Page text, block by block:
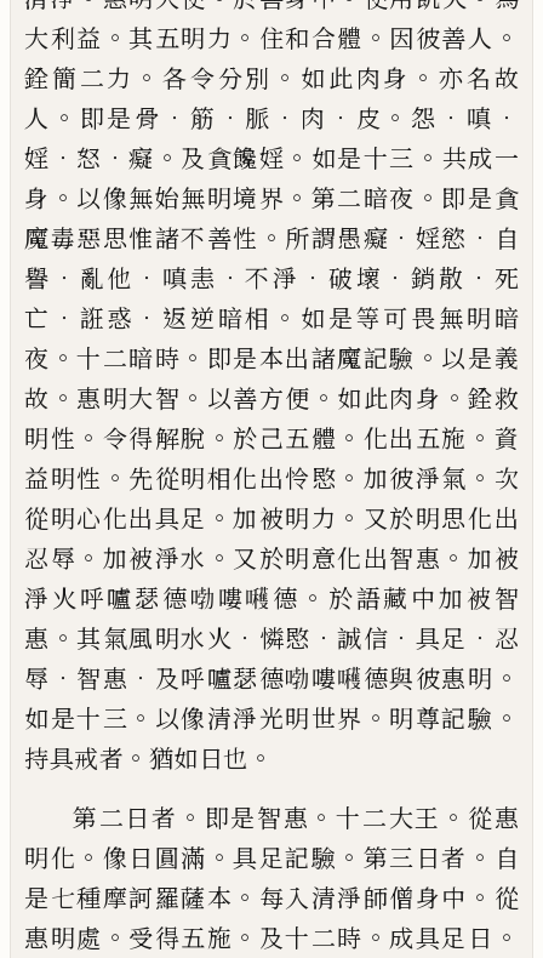
大利益 。其五明力 。 住和合體 。 因彼善人 。
銓簡二力 。 各令分別 。 如此肉身 。 亦名故
人 。 即是骨 ． 筋 ． 脈 ． 肉 ． 皮 。 怨 ． 嗔 ．
婬 ． 怒 ．癡 。 及貪饞婬 。 如是十三 。 共成一
身 。 以像無始無明境界 。 第二暗夜 。 即是貪
魔毒惡思惟諸不善性 。 所謂愚癡 ． 婬慾 ． 自
譽 ． 亂他 ． 嗔恚 ．不淨 ． 破壞 ．銷散 ． 死
亡 ． 誑惑 ． 返逆暗相 。 如是等可畏無明暗
夜 。十二暗時 。 即是本出諸魔記驗 。 以是義
故 。 惠明大智 。 以善方便 。 如此肉身 。銓救
明性 。 令得解脫 。 於己五體 。 化出五施 。 資
益明性 。 先從明相化出怜愍 。 加彼淨氣 。 次
從明心化出具足 。加被明力 。 又於明思化出
忍辱 。 加被淨水 。 又於明意化出智惠 。加被
淨火呼嚧瑟德𠷺嘍𭌶德 。 於語藏中加被智
惠 。其氣風明水火 ． 憐愍 ．誠信 ． 具足 ． 忍
辱 ． 智惠 ． 及呼嚧瑟德𠷺嘍𭌶德與彼惠明 。
如是十三 。 以像清淨光明世界 。 明尊記驗 。
持具戒者 。 猶如日也 。
第二日者 。 即是智惠 。十二大王 。 從惠
明化 。 像 日圓滿 。具足記驗 。 第三日者 。 自
是七種摩訶羅薩本 。 每入清淨師僧身中 。 從
惠明處 。 受得五施 。 及十二時 。 成具足日 。